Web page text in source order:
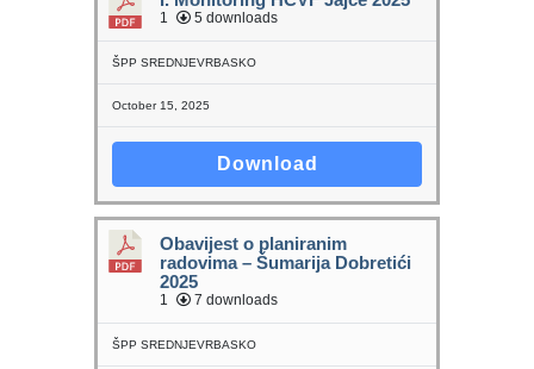
1 5 downloads
ŠPP SREDNJEVRBASKO
October 15, 2025
Download
Obavijest o planiranim
radovima – Šumarija Dobretići
2025
1 7 downloads
ŠPP SREDNJEVRBASKO